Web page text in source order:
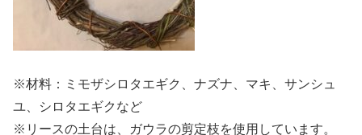
※材料：ミモザシロタエギク、ナズナ、マキ、サンシュ
ユ、シロタエギクなど
※リースの土台は、ガウラの剪定枝を使用しています。